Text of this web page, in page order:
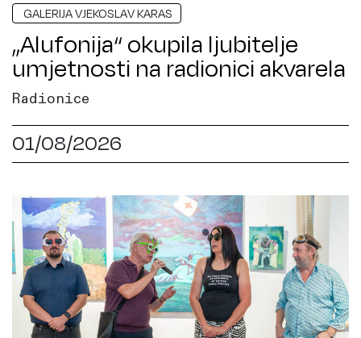
GALERIJA VJEKOSLAV KARAS
„Alufonija“ okupila ljubitelje
umjetnosti na radionici akvarela
Radionice
01/08/2026